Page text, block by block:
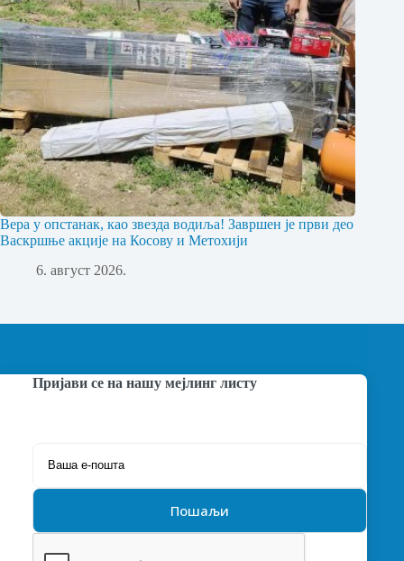
Вера у опстанак, као звезда водиља! Завршен је први део
Васкршње акције на Косову и Метохији
6. август 2026.
Пријави се на нашу мејлинг листу